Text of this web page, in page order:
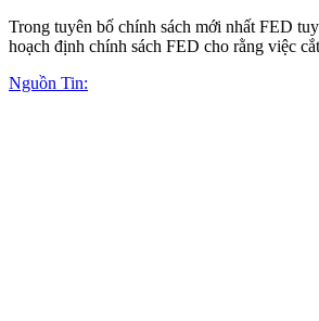
Trong tuyên bố chính sách mới nhất FED
hoạch định chính sách FED cho rằng việc
Nguồn Tin: